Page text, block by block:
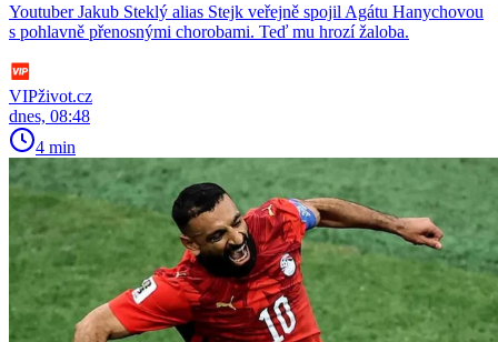
Youtuber Jakub Steklý alias Stejk veřejně spojil Agátu Hanychovou
s pohlavně přenosnými chorobami. Teď mu hrozí žaloba.
VIPživot.cz
dnes, 08:48
4 min